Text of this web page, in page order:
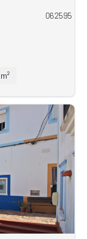
062595